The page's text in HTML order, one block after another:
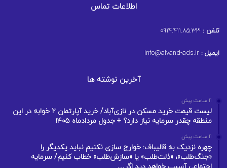
اطلاعات تماس
تلفن :
ایمیل :
آخرین نوشته ها
11 ساعت پیش
لیست قیمت خرید مسکن در نازی‌آباد/ خرید آپارتمان ۲ خوابه در این
منطقه چقدر سرمایه نیاز دارد؟ + جدول مردادماه ۱۴۰۵
11 ساعت پیش
چهره نزدیک به قالیباف: خوارج سازی نکنیم نباید یکدیگر را
«جنگ‌طلب»، «ذلت‌طلب» یا «سازش‌طلب» خطاب کنیم/ سرمایه